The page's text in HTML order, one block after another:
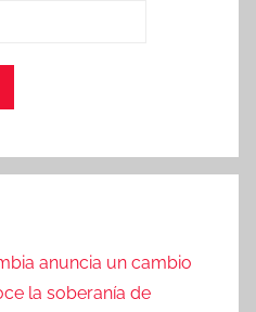
anuncia un cambio
la soberanía de